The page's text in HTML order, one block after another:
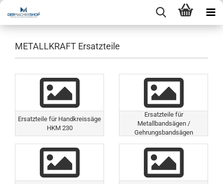
METALLKRAFT Ersatzteile
Ersatzteile für Handkreissäge
HKM 230
Ersatzteile für
Metallbandsägen /
Gehrungsbandsägen